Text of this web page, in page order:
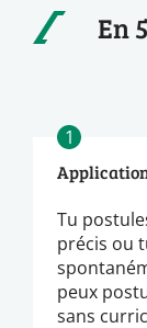
En
1
Tu
précis ou
peux
sans